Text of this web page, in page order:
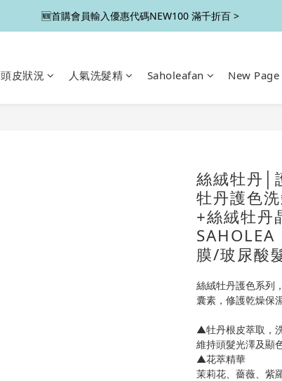
🆕首購會員輸入優惠代碼NEW100 滿千折百 >
頭皮狀況 人氣洗髮精 Saholeafan New Page
絲絨牡丹│
牡丹護色
+絲絨牡丹
SAHOLEA
膜/玻尿酸
絲絨牡丹護色系列
囊素，修護乾燥保
▲牡丹根皮萃取，
維持頭髮光澤及顯
▲花萃精華
茉莉花、薔薇、紫